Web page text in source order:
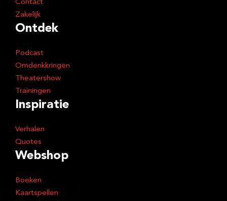
Contact
Zakelijk
Ontdek
Podcast
Omdenkkringen
Theatershow
Trainingen
Inspiratie
Verhalen
Quotes
Webshop
Boeken
Kaartspellen